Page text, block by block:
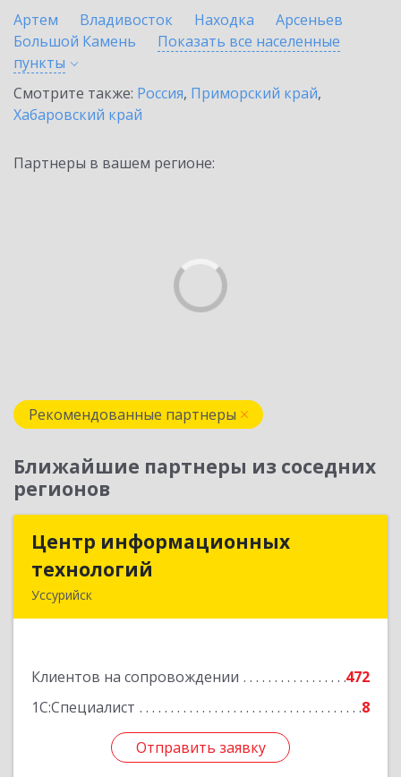
Артем
Владивосток Находка
Арсеньев
Большой Камень
Показать все населенные
пункты
Смотрите также: Россия, Приморский край,
Хабаровский край
Партнеры в вашем регионе:
Рекомендованные партнеры
Ближайшие партнеры из соседних
регионов
Центр информационных
технологий
Уссурийск
Клиентов на сопровождении
472
1С:Специалист
8
Отправить заявку
Центр информационных
Подробнее
Отправить заявку